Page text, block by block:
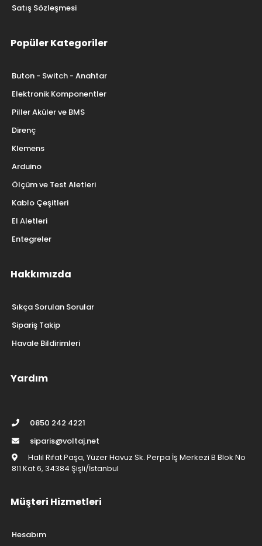
Satış Sözleşmesi
Popüler Kategoriler
Buton - Switch - Anahtar
Elektronik Komponentler
Piller Aküler ve BMS
Direnç
Klemens
Arduino
Ölçüm ve Test Aletleri
Kablo Çeşitleri
El Aletleri
Entegreler
Hakkımızda
Sıkça Sorulan Sorular
Sipariş Takip
Havale Bildirimleri
Yardım
0850 242 4221
siparis@voltaj.net
Halil Rıfat Paşa, Yüzer Havuz Sk. Perpa İş Merkezi B Blok No
811 Kat 6, 34384 Şişli/İstanbul
Müşteri Hizmetleri
Hesabım